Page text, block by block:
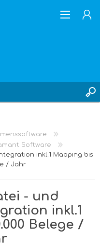
Software
inkl.1 Mapping bis
/ Jahr
- und
inkl.1
Belege /